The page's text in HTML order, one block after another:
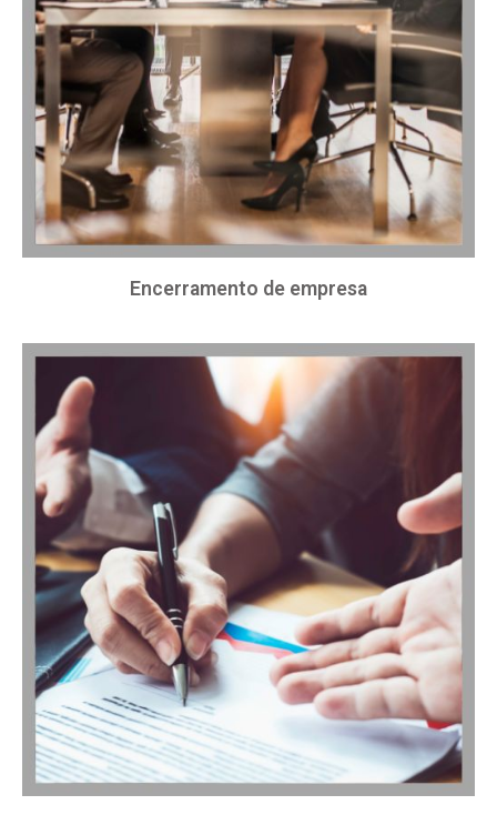
Encerramento de empresa